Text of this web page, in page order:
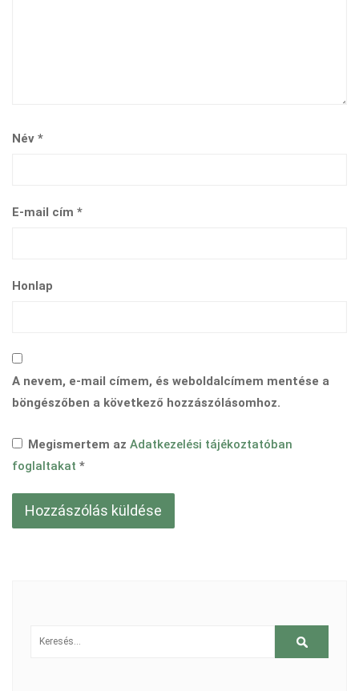
Név *
E-mail cím *
Honlap
A nevem, e-mail címem, és weboldalcímem mentése a
böngészőben a következő hozzászólásomhoz.
Megismertem az Adatkezelési tájékoztatóban
foglaltakat *